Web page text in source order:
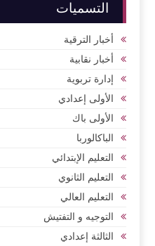
التسميات
أخبار الترقية
أخبار نقابية
إدارة تربوية
الأولى إعدادي
الأولى باك
الباكالوربا
التعليم الإبتدائي
التعليم الثانوي
التعليم العالي
التوجيه و التفتيش
الثالثة إعدادي